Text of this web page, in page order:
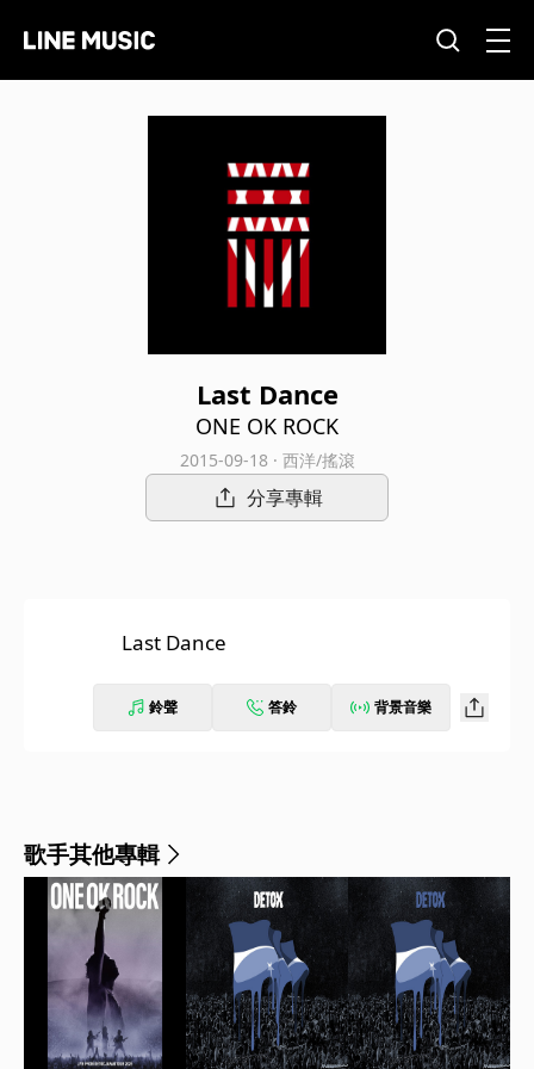
Last Dance
ONE OK ROCK
2015-09-18 · 西洋/搖滾
分享專輯
Last Dance
鈴聲 答鈴 背景音樂
歌手其他專輯